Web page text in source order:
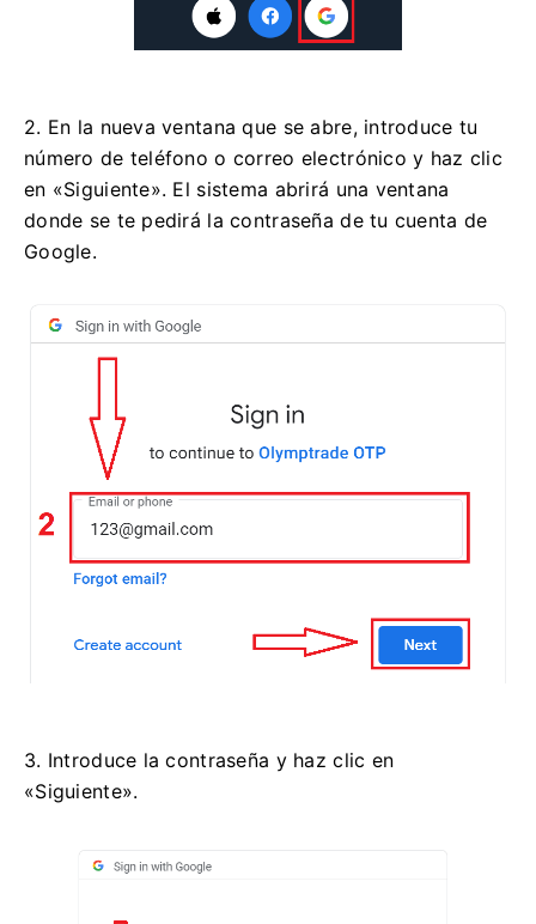
2. En la nueva ventana que se abre, introduce tu
número de teléfono o correo electrónico y haz clic
en «Siguiente». El sistema abrirá una ventana
donde se te pedirá la contraseña de tu cuenta de
Google.
3. Introduce la contraseña y haz clic en
«Siguiente».